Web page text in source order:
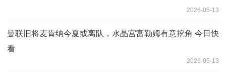
2026-05-13
曼联旧将麦肯纳今夏或离队，水晶宫富勒姆有意挖角 今日快
看
2026-05-13